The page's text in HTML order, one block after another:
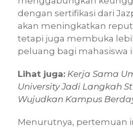
dengan sertifikasi dari
akan meningkatkan
tetapi juga membuka
peluang bagi mahasiswa
Lihat juga: Kerja Sama
University Jadi Langkah
Wujudkan Kampus
Menurutnya, pertemuan